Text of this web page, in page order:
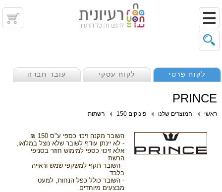
לקוח פרטי לקוח עסקי עובד חברה
PRINCE
ראשי המוצרים שלנו פינוקים 150 רשתות
השובר מקנה זיכוי כספי ע"ס 150 ₪.
- לא יינתן עודף לשובר שלא נוצל במלואו,
אלא זיכוי כספי למימוש חוזר בסניפי
הרשת.
- השובר תקף למשקפי שמש וראייה
בלבד.
- השובר כולל כפל הנחות, למעט
מבצעים מיוחדים.